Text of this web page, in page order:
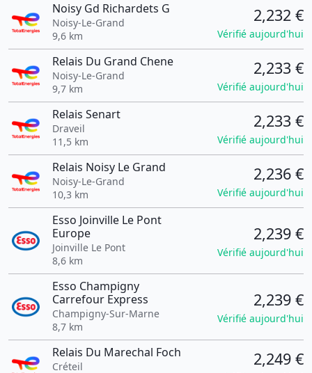
Noisy Gd Richardets G
Noisy-Le-Grand
9,6 km
2,232 €
Vérifié aujourd'hui
Relais Du Grand Chene
Noisy-Le-Grand
9,7 km
2,233 €
Vérifié aujourd'hui
Relais Senart
Draveil
11,5 km
2,233 €
Vérifié aujourd'hui
Relais Noisy Le Grand
Noisy-Le-Grand
10,3 km
2,236 €
Vérifié aujourd'hui
Esso Joinville Le Pont
Europe
Joinville Le Pont
8,6 km
2,239 €
Vérifié aujourd'hui
Esso Champigny
Carrefour Express
Champigny-Sur-Marne
8,7 km
2,239 €
Vérifié aujourd'hui
Relais Du Marechal Foch
Créteil
2,249 €